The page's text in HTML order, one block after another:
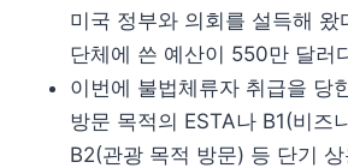
미국 정부와 의회를 설득해 왔
단체에 쓴 예산이 550만 달러
이번에 불법체류자 취급을 당
방문 목적의 ESTA나 B1(비즈
B2(관광 목적 방문) 등 단기